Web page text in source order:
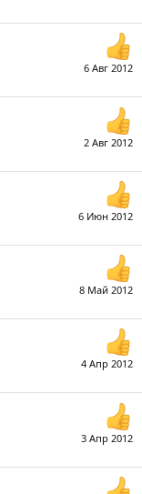
6 Авг 2012
2 Авг 2012
6 Июн 2012
8 Май 2012
4 Апр 2012
3 Апр 2012